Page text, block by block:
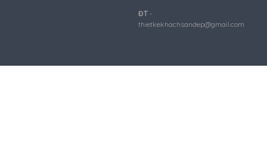
ĐT-
thietkekhachsandep@gmail.com